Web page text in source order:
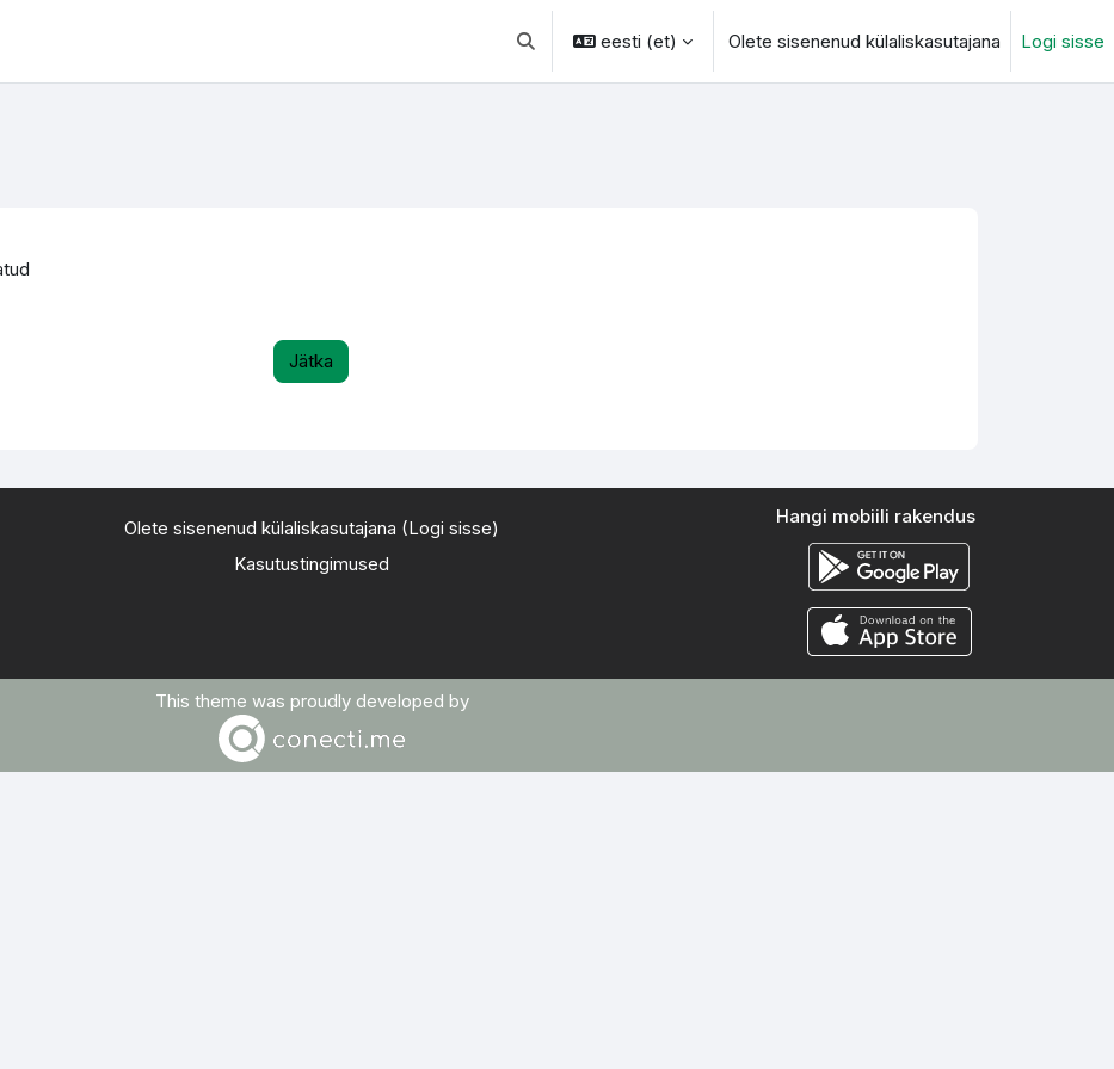
Lülitab otsingu sisendi
eesti ‎(et)‎ Olete sisenenud külaliskasutajana Logi sisse
Jätka
Olete sisenenud külaliskasutajana (Logi sisse)
Kasutustingimused
Hangi mobiili rakendus
This theme was proudly developed by